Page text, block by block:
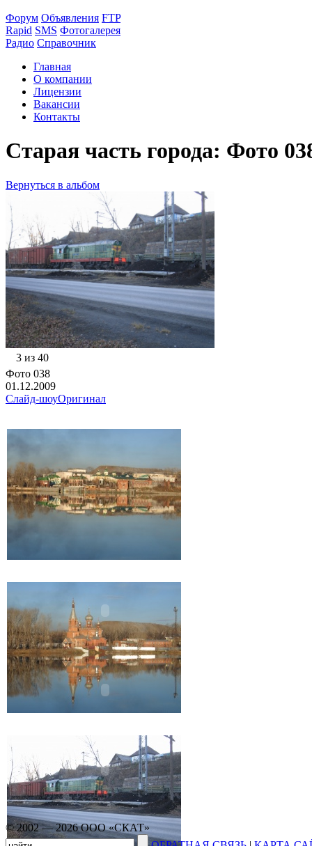
Форум Объявления FTP
Rapid SMS Фотогалерея
Радио Справочник
Главная
О компании
Лицензии
Вакансии
Контакты
Старая часть города: Фото
Вернуться в альбом
3 из 40
Фото 038
01.12.2009
Слайд-шоуОригинал
© 2002 — 2026 ООО «СКАТ»